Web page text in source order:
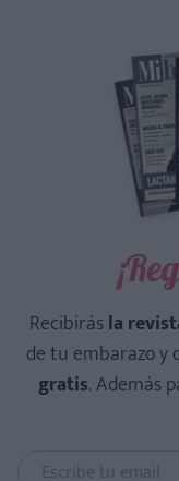
Recibirásla
de tu embarazo y
gratis. Además